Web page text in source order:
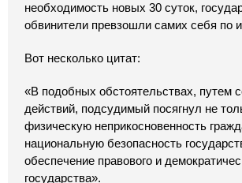
необходимость новых 30 суток,
обвинители превзошли самих себя по
Вот несколько цитат:
«В подобных обстоятельствах, путем
действий, подсудимый посягнул не
физическую неприкосновенность
национальную безопасность
обеспечение правового и
государства».